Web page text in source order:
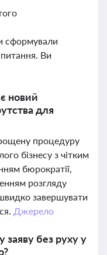
сформували
Ви
новий
для
процедуру
бізнесу з чітким
бюрократії,
розгляду
завершувати
Джерело
без руху у